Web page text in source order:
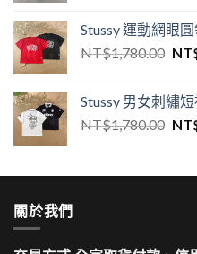
Stussy 運動網眼
NT$1,780.00
Stussy 男女刺繡
NT$1,780.00
關於我們